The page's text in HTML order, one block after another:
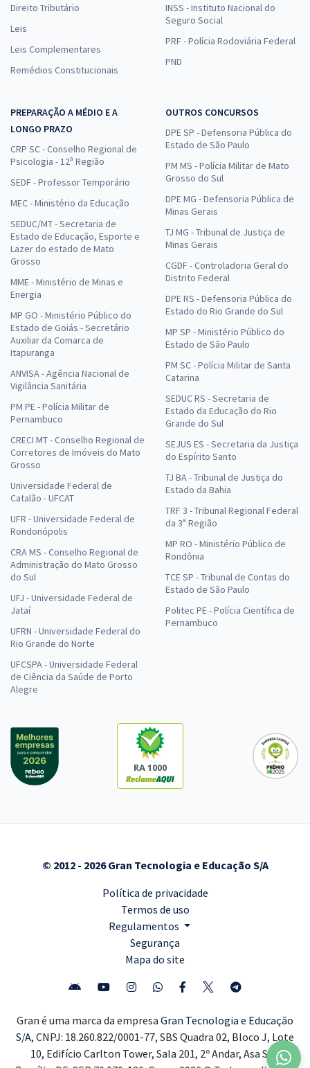
Direito Tributário
Leis
Leis Complementares
Remédios Constitucionais
INSS - Instituto Nacional do
Seguro Social
PRF - Polícia Rodoviária Federal
PND
PREPARAÇÃO A MÉDIO E A
LONGO PRAZO
CRP SC - Conselho Regional de
Psicologia - 12ª Região
SEDF - Professor Temporário
MEC - Ministério da Educação
SEDUC/MT - Secretaria de
Estado de Educação, Esporte e
Lazer do estado de Mato
Grosso
MME - Ministério de Minas e
Energia
MP GO - Ministério Público do
Estado de Goiás - Secretário
Auxiliar da Comarca de
Itapuranga
ANVISA - Agência Nacional de
Vigilância Sanitária
PM PE - Polícia Militar de
Pernambuco
CRECI MT - Conselho Regional de
Corretores de Imóveis do Mato
Grosso
Universidade Federal de
Catalão - UFCAT
UFR - Universidade Federal de
Rondonópolis
CRA MS - Conselho Regional de
Administração do Mato Grosso
do Sul
UFJ - Universidade Federal de
Jataí
UFRN - Universidade Federal do
Rio Grande do Norte
UFCSPA - Universidade Federal
de Ciência da Saúde de Porto
Alegre
OUTROS CONCURSOS
DPE SP - Defensoria Pública do
Estado de São Paulo
PM MS - Polícia Militar de Mato
Grosso do Sul
DPE MG - Defensoria Pública de
Minas Gerais
TJ MG - Tribunal de Justiça de
Minas Gerais
CGDF - Controladoria Geral do
Distrito Federal
DPE RS - Defensoria Pública do
Estado do Rio Grande do Sul
MP SP - Ministério Público do
Estado de São Paulo
PM SC - Polícia Militar de Santa
Catarina
SEDUC RS - Secretaria de
Estado da Educação do Rio
Grande do Sul
SEJUS ES - Secretaria da Justiça
do Espírito Santo
TJ BA - Tribunal de Justiça do
Estado da Bahia
TRF 3 - Tribunal Regional Federal
da 3ª Região
MP RO - Ministério Público de
Rondônia
TCE SP - Tribunal de Contas do
Estado de São Paulo
Politec PE - Polícia Científica de
Pernambuco
RA 1000
© 2012 - 2026 Gran Tecnologia e Educação S/A
Política de privacidade
Termos de uso
Regulamentos
Segurança
Mapa do site
Gran é uma marca da empresa Gran Tecnologia e Educação
S/A, CNPJ: 18.260.822/0001-77, SBS Quadra 02, Bloco J, Lote
10, Edifício Carlton Tower, Sala 201, 2º Andar, Asa Sul,